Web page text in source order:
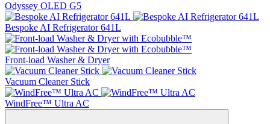
Odyssey OLED G5
Bespoke AI Refrigerator 641L
Front-load Washer & Dryer
Vacuum Cleaner Stick
WindFree™ Ultra AC